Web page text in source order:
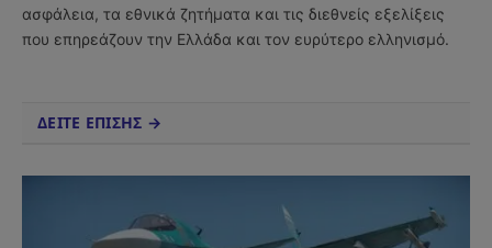
ασφάλεια, τα εθνικά ζητήματα και τις διεθνείς εξελίξεις
που επηρεάζουν την Ελλάδα και τον ευρύτερο ελληνισμό.
ΔΕΙΤΕ ΕΠΙΣΗΣ →